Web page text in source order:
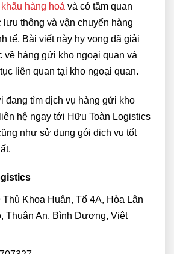
hàng hoá và có tầm quan
thông và vận chuyển hàng
tế. Bài viết này hy vọng đã giải
về hàng gửi kho ngoại quan và
liên quan tại kho ngoại quan.
đang tìm dịch vụ hàng gửi kho
hệ ngay tới Hữu Toàn Logistics
như sử dụng gói dịch vụ tốt
Thủ Khoa Huân, Tổ 4A, Hòa Lân
Thuận An, Bình Dương, Việt